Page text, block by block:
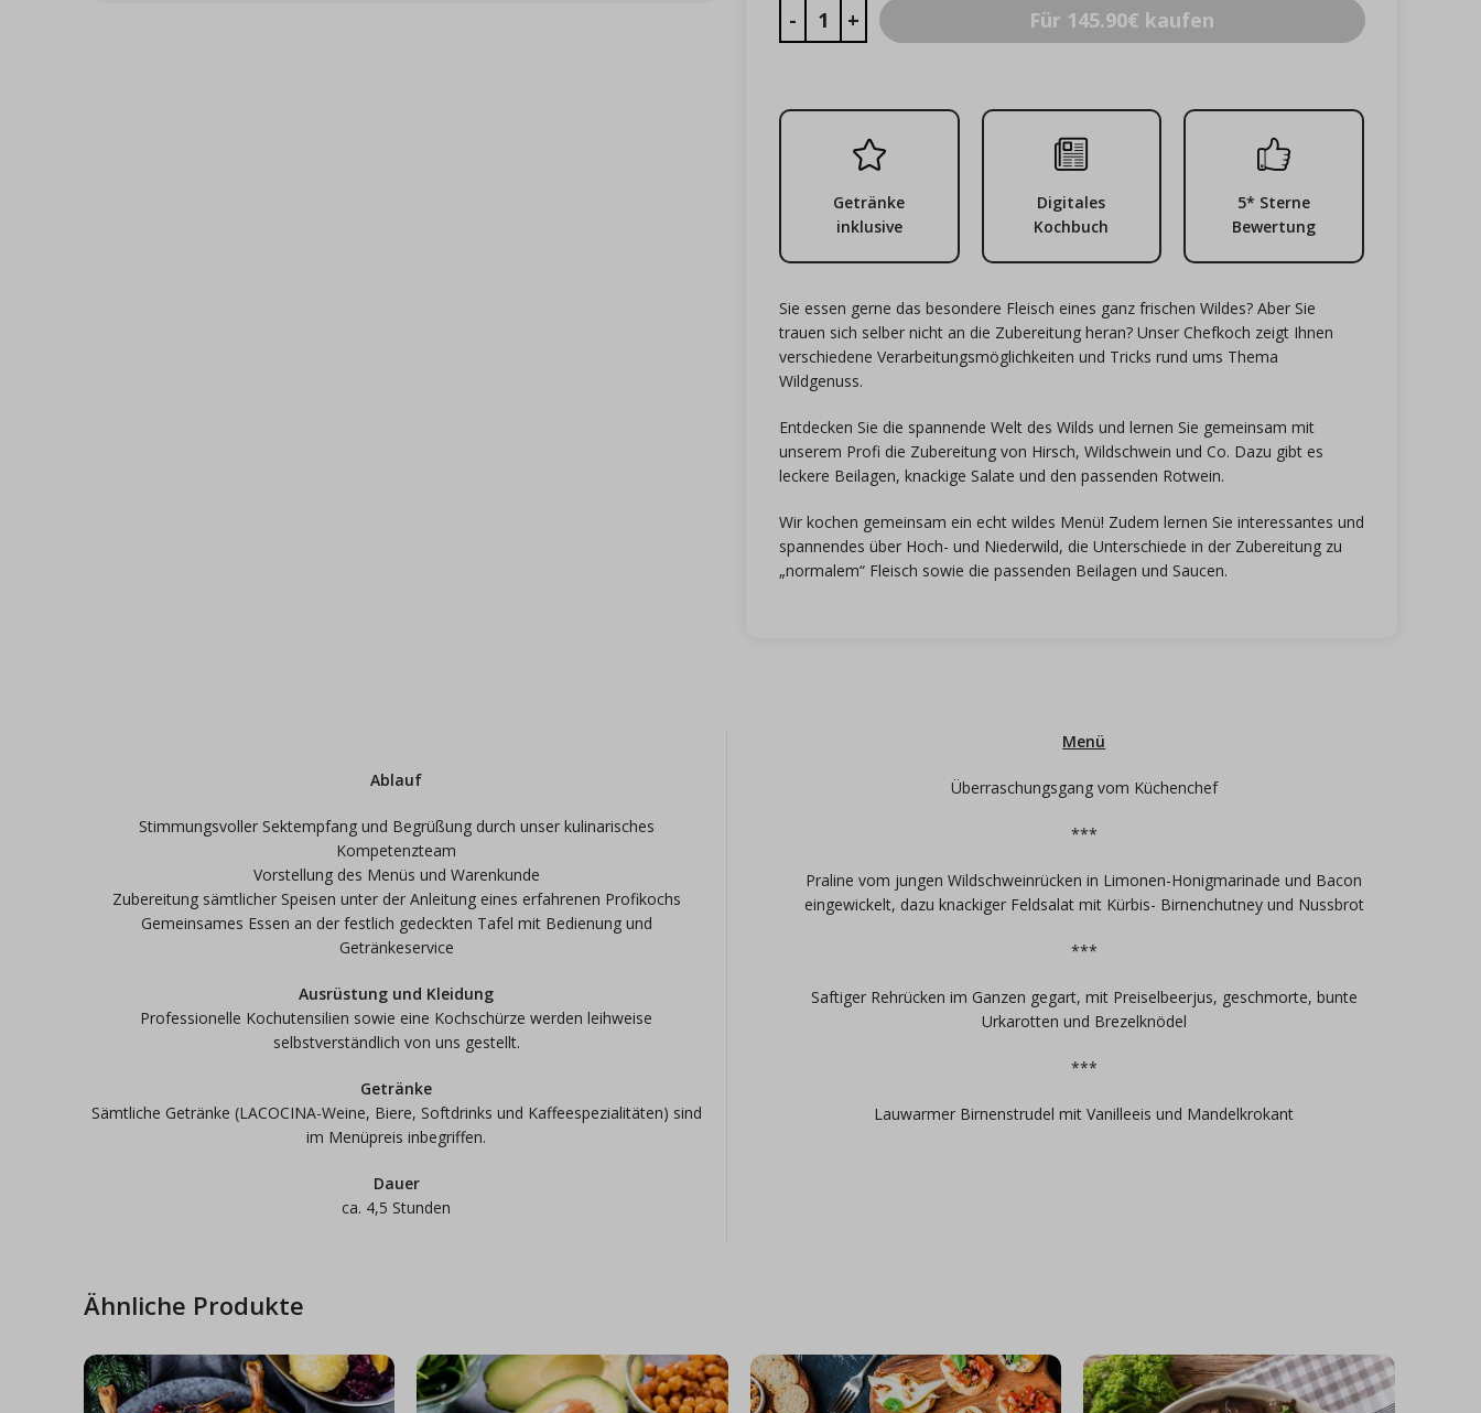
Für 145.90€ kaufen
Getränke
inklusive
Digitales
Kochbuch
5* Sterne
Bewertung
Sie essen gerne das besondere Fleisch eines ganz frischen Wildes? Aber Sie
trauen sich selber nicht an die Zubereitung heran? Unser Chefkoch zeigt Ihnen
verschiedene Verarbeitungsmöglichkeiten und Tricks rund ums Thema
Wildgenuss.
Entdecken Sie die spannende Welt des Wilds und lernen Sie gemeinsam mit
unserem Profi die Zubereitung von Hirsch, Wildschwein und Co. Dazu gibt es
leckere Beilagen, knackige Salate und den passenden Rotwein.
Wir kochen gemeinsam ein echt wildes Menü! Zudem lernen Sie interessantes und
spannendes über Hoch- und Niederwild, die Unterschiede in der Zubereitung zu
„normalem“ Fleisch sowie die passenden Beilagen und Saucen.
Ablauf
Stimmungsvoller Sektempfang und Begrüßung durch unser kulinarisches
Kompetenzteam
Vorstellung des Menüs und Warenkunde
Zubereitung sämtlicher Speisen unter der Anleitung eines erfahrenen Profikochs
Gemeinsames Essen an der festlich gedeckten Tafel mit Bedienung und
Getränkeservice
Ausrüstung und Kleidung
Professionelle Kochutensilien sowie eine Kochschürze werden leihweise
selbstverständlich von uns gestellt.
Getränke
Sämtliche Getränke (LACOCINA-Weine, Biere, Softdrinks und Kaffeespezialitäten) sind
im Menüpreis inbegriffen.
Dauer
ca. 4,5 Stunden
Menü
Überraschungsgang vom Küchenchef
***
Praline vom jungen Wildschweinrücken in Limonen-Honigmarinade und Bacon
eingewickelt, dazu knackiger Feldsalat mit Kürbis- Birnenchutney und Nussbrot
***
Saftiger Rehrücken im Ganzen gegart, mit Preiselbeerjus, geschmorte, bunte
Urkarotten und Brezelknödel
***
Lauwarmer Birnenstrudel mit Vanilleeis und Mandelkrokant
Ähnliche Produkte